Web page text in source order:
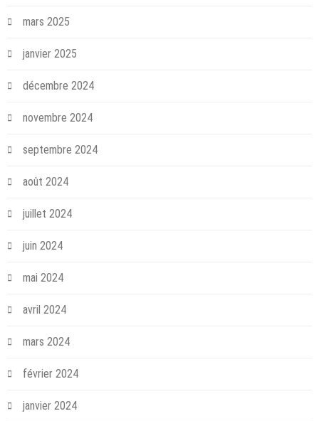
mars 2025
janvier 2025
décembre 2024
novembre 2024
septembre 2024
août 2024
juillet 2024
juin 2024
mai 2024
avril 2024
mars 2024
février 2024
janvier 2024